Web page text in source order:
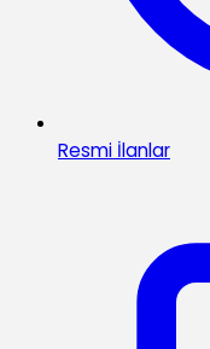
Resmi İlanlar